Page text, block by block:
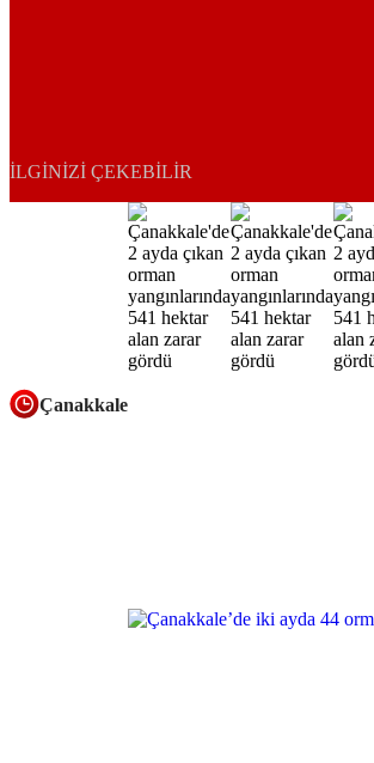
İLGINIZI ÇEKEBILIR
Çanakkale